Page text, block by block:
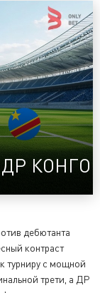
КОНГО
дебютанта
контраст
турниру с мощной
трети, а ДР